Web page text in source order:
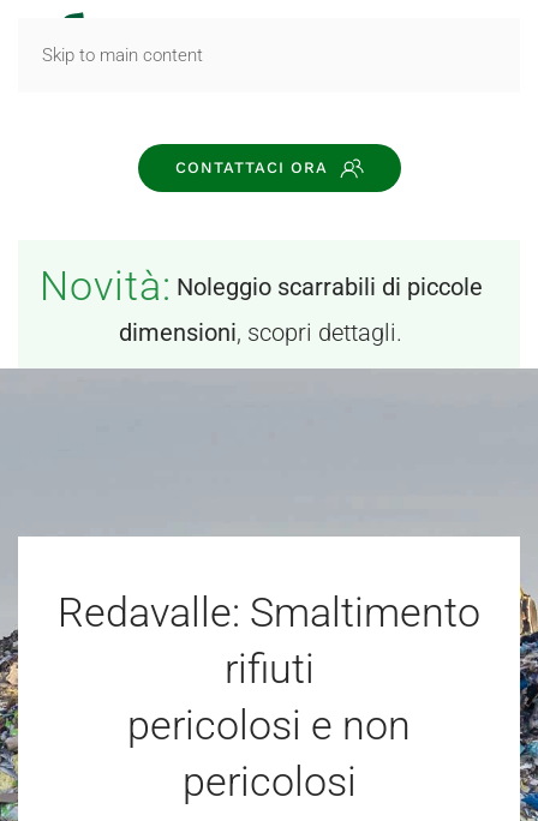
Skip to main content
CONTATTACI ORA
Novità: Noleggio scarrabili di piccole
dimensioni, scopri dettagli.
Redavalle: Smaltimento
rifiuti
pericolosi e non
pericolosi